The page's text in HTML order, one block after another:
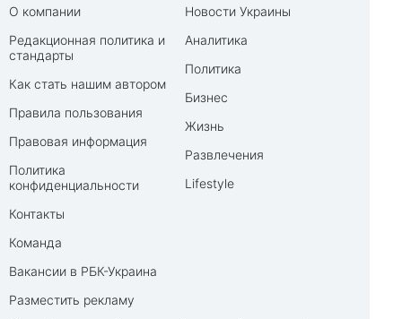
О компании
Редакционная политика и
стандарты
Как стать нашим автором
Правила пользования
Правовая информация
Политика
конфиденциальности
Контакты
Команда
Вакансии в РБК-Украина
Разместить рекламу
Новости Украины
Аналитика
Политика
Бизнес
Жизнь
Развлечения
Lifestyle